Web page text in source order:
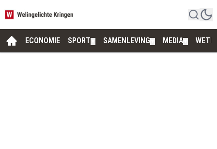
ECONOMIE SPORT SAMENLEVING MEDIA